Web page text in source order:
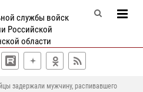
службы войск
Российской
области
задержали мужчину, распивавшего